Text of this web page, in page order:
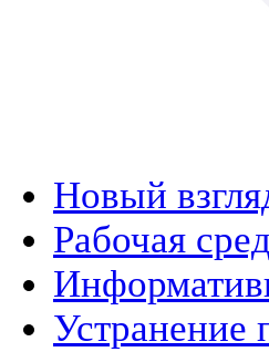
Новый
Рабочая
Устранение